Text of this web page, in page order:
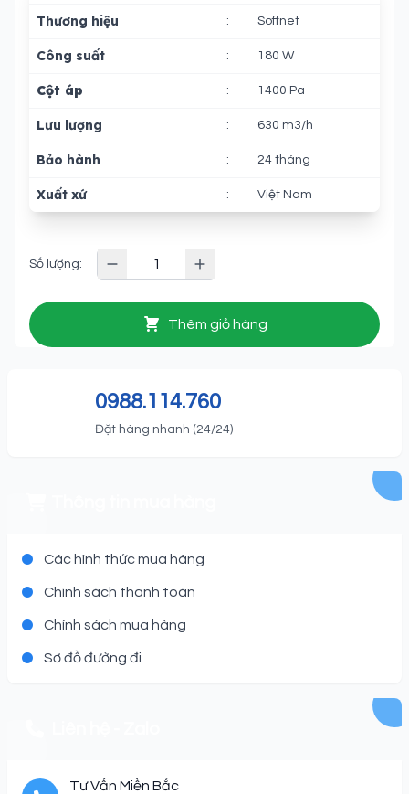
Thương hiệu : Soffnet
Công suất : 180 W
Cột áp : 1400 Pa
Lưu lượng : 630 m3/h
Bảo hành : 24 tháng
Xuất xứ : Việt Nam
Số lượng:
Thêm giỏ hàng
0988.114.760
Đặt hàng nhanh (24/24)
Các hình thức mua hàng
Chính sách thanh toán
Chính sách mua hàng
Sơ đồ đường đi
Tư Vấn Miền Bắc